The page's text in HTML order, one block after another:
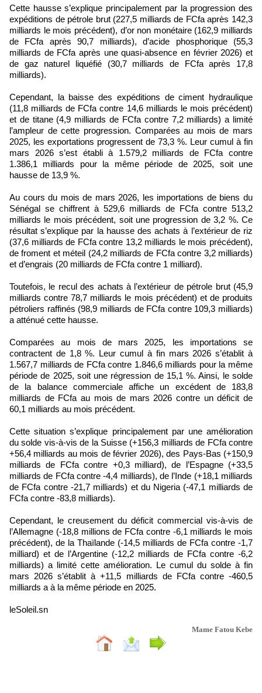
Cette hausse s’explique principalement par la progression des
expéditions de pétrole brut (227,5 milliards de FCfa après 142,3
milliards le mois précédent), d’or non monétaire (162,9 milliards
de FCfa après 90,7 milliards), d’acide phosphorique (55,3
milliards de FCfa après une quasi-absence en février 2026) et
de gaz naturel liquéfié (30,7 milliards de FCfa après 17,8
milliards).
Cependant, la baisse des expéditions de ciment hydraulique
(11,8 milliards de FCfa contre 14,6 milliards le mois précédent)
et de titane (4,9 milliards de FCfa contre 7,2 milliards) a limité
l’ampleur de cette progression. Comparées au mois de mars
2025, les exportations progressent de 73,3 %. Leur cumul à fin
mars 2026 s’est établi à 1.579,2 milliards de FCfa contre
1.386,1 milliards pour la même période de 2025, soit une
hausse de 13,9 %.
Au cours du mois de mars 2026, les importations de biens du
Sénégal se chiffrent à 529,6 milliards de FCfa contre 513,2
milliards le mois précédent, soit une progression de 3,2 %. Ce
résultat s’explique par la hausse des achats à l’extérieur de riz
(37,6 milliards de FCfa contre 13,2 milliards le mois précédent),
de froment et méteil (24,2 milliards de FCfa contre 3,2 milliards)
et d’engrais (20 milliards de FCfa contre 1 milliard).
Toutefois, le recul des achats à l’extérieur de pétrole brut (45,9
milliards contre 78,7 milliards le mois précédent) et de produits
pétroliers raffinés (98,9 milliards de FCfa contre 109,3 milliards)
a atténué cette hausse.
Comparées au mois de mars 2025, les importations se
contractent de 1,8 %. Leur cumul à fin mars 2026 s’établit à
1.567,7 milliards de FCfa contre 1.846,6 milliards pour la même
période de 2025, soit une régression de 15,1 %. Ainsi, le solde
de la balance commerciale affiche un excédent de 183,8
milliards de FCfa au mois de mars 2026 contre un déficit de
60,1 milliards au mois précédent.
Cette situation s’explique principalement par une amélioration
du solde vis-à-vis de la Suisse (+156,3 milliards de FCfa contre
+56,4 milliards au mois de février 2026), des Pays-Bas (+150,9
milliards de FCfa contre +0,3 milliard), de l’Espagne (+33,5
milliards de FCfa contre -4,4 milliards), de l’Inde (+18,1 milliards
de FCfa contre -21,7 milliards) et du Nigeria (-47,1 milliards de
FCfa contre -83,8 milliards).
Cependant, le creusement du déficit commercial vis-à-vis de
l’Allemagne (-18,8 millions de FCfa contre -6,1 milliards le mois
précédent), de la Thaïlande (-14,5 milliards de FCfa contre -1,7
milliard) et de l’Argentine (-12,2 milliards de FCfa contre -6,2
milliards) a limité cette amélioration. Le cumul du solde à fin
mars 2026 s’établit à +11,5 milliards de FCfa contre -460,5
milliards a à la même période en 2025.
leSoleil.sn
Mame Fatou Kebe